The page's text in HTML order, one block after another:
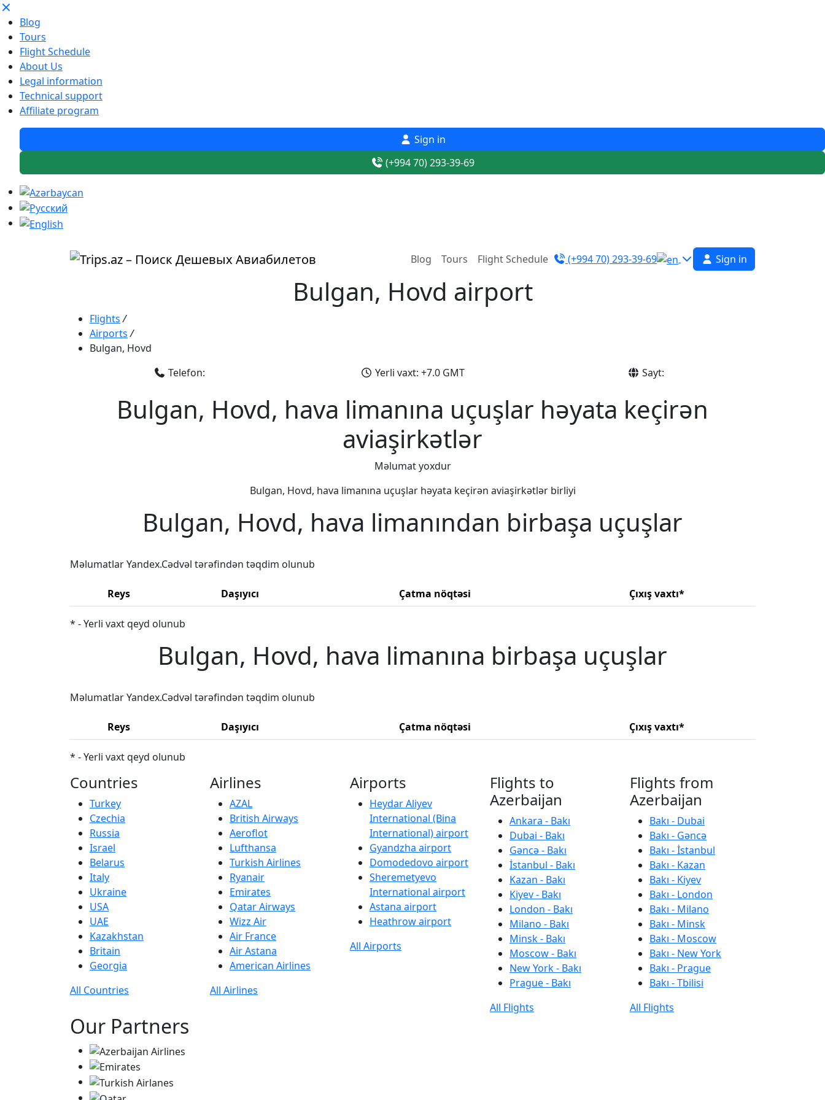
Blog
Tours
Flight Schedule
About Us
Legal information
Technical support
Affiliate program
Sign in
(+994 70) 293-39-69
Blog Tours Flight Schedule (+994 70) 293-39-69 Sign in
Bulgan, Hovd airport
Flights /
Airports /
Bulgan, Hovd
Telefon:
Yerli vaxt: +7.0 GMT Sayt:
Bulgan, Hovd, hava limanına uçuşlar həyata keçirən
aviaşirkətlər
Məlumat yoxdur
Bulgan, Hovd, hava limanına uçuşlar həyata keçirən aviaşirkətlər birliyi
Bulgan, Hovd, hava limanından birbaşa uçuşlar
Məlumatlar Yandex.Cədvəl tərəfindən təqdim olunub
Reys Daşıyıcı Çatma nöqtəsi Çıxış vaxtı*
* - Yerli vaxt qeyd olunub
Bulgan, Hovd, hava limanına birbaşa uçuşlar
Məlumatlar Yandex.Cədvəl tərəfindən təqdim olunub
Reys Daşıyıcı Çatma nöqtəsi Çıxış vaxtı*
* - Yerli vaxt qeyd olunub
Countries
Turkey
Czechia
Russia
Israel
Belarus
Italy
Ukraine
USA
UAE
Kazakhstan
Britain
Georgia
All Countries
Airlines
AZAL
British Airways
Aeroflot
Lufthansa
Turkish Airlines
Ryanair
Emirates
Qatar Airways
Wizz Air
Air France
Air Astana
American Airlines
All Airlines
Airports
Heydar Aliyev
International (Bina
International) airport
Gyandzha airport
Domodedovo airport
Sheremetyevo
International airport
Astana airport
Heathrow airport
All Airports
Flights to
Azerbaijan
Ankara - Bakı
Dubai - Bakı
Gəncə - Bakı
İstanbul - Bakı
Kazan - Bakı
Kiyev - Bakı
London - Bakı
Milano - Bakı
Minsk - Bakı
Moscow - Bakı
New York - Bakı
Prague - Bakı
All Flights
Flights from
Azerbaijan
Bakı - Dubai
Bakı - Gəncə
Bakı - İstanbul
Bakı - Kazan
Bakı - Kiyev
Bakı - London
Bakı - Milano
Bakı - Minsk
Bakı - Moscow
Bakı - New York
Bakı - Prague
Bakı - Tbilisi
All Flights
Our Partners